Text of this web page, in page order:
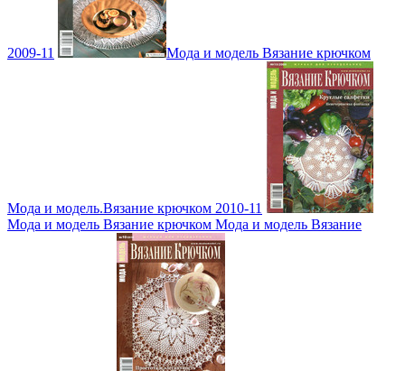
2009-11 Мода и модель Вязание крючком
Мода и модель.Вязание крючком 2010-11
Мода и модель Вязание крючком Мода и модель Вязание